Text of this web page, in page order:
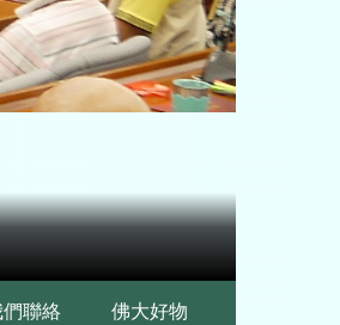
聯絡 佛大好物